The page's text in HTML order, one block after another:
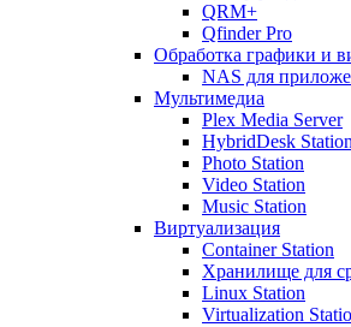
QRM+
Qfinder Pro
Обработка графики и
NAS для
Мультимедиа
Plex Media Server
HybridDesk Station
Photo Station
Video Station
Music Station
Виртуализация
Container Station
Хранилище для
Linux Station
Virtualization